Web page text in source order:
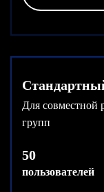
Для совместной
групп
50
пользователей